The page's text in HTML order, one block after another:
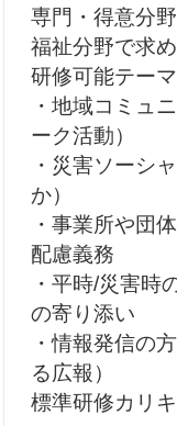
専門・得意分
福祉分野で求
研修可能テー
・地域コミュ
ーク活動）
・災害ソーシ
か）
・事業所や団
配慮義務
・平時/災害時
の寄り添い
・情報発信の
る広報）
標準研修カリ